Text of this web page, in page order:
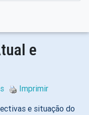
e
Imprimir
e situação do